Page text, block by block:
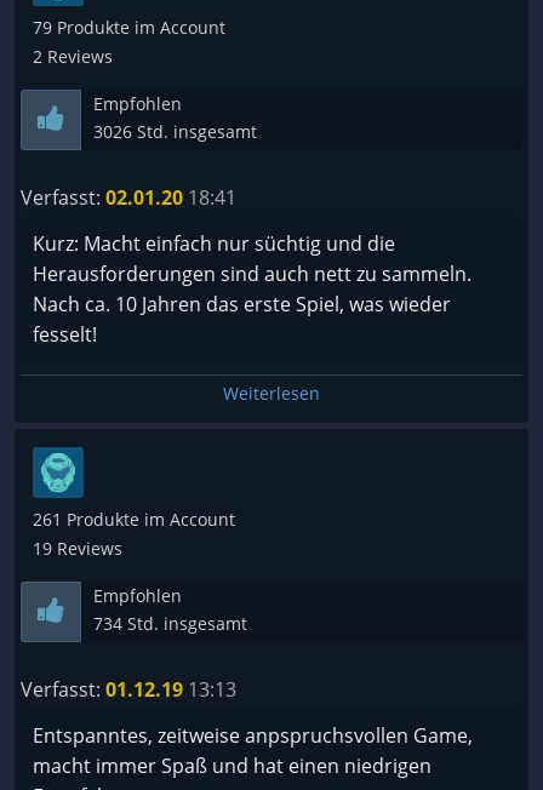
+Abwechlungsreiche Level
+Workshop Level
❌ Negatives:
Einschätzung
???? Grafik 10/10
Die Grafik ist sehr einheitlich und farbenfroh. Sie
hat einen guten Eindruck hinterlassen und ich
auszusetzen.
???? Musik 8/10
Die Musik ist auf dauer für mich ein bissen
anstregend gewesen, die Sounds allerdings sind
einwandfrei und die Musik kann man
selbstverständlich auch extern von den Sounds
Fazit
79 Produkte im Account
2 Reviews
Empfohlen
3026 Std. insgesamt
Verfasst: 02.01.20 18:41
Kurz: Macht einfach nur süchtig und die
Herausforderungen sind auch nett zu sammeln.
Nach ca. 10 Jahren das erste Spiel, was wieder
fesselt!
Weiterlesen
261 Produkte im Account
19 Reviews
Empfohlen
734 Std. insgesamt
Verfasst: 01.12.19 13:13
Entspanntes, zeitweise anpspruchsvollen Game,
macht immer Spaß und hat einen niedrigen